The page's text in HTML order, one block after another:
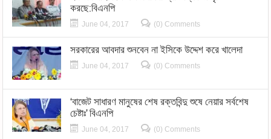
করছে:বিএনপি
June 04, 2017 (0) Comments
সরকারের আবদার শুনবেন না ইসিকে উদ্দেশ করে খালেদা
June 04, 2017 (0) Comments
‘বাজেট সাধারণ মানুষের শেষ রক্তবিন্দু শুষে নেয়ার সর্বশেষ
চেষ্টাঃ’ বিএনপি
June 04, 2017 (0) Comments